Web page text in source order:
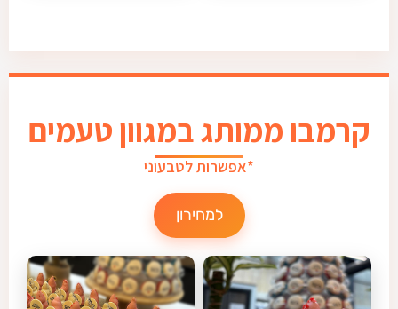
קרמבו ממותג במגוון טעמים
*אפשרות לטבעוני
למחירון